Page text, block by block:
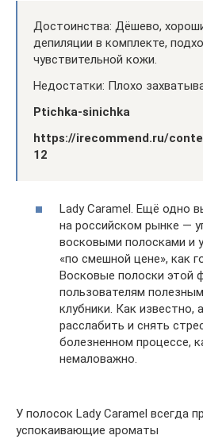
Достоинства: Дёшево,
депиляции в комплекте,
чувствительной кожи.
Недостатки: Плохо
Ptichka-sinichka
https://irecommend.ru/
12
Lady Caramel. Ещё одно
на российском рынке —
восковыми полосками и
«по смешной цене», как
Восковые полоски этой
пользователям
клубники. Как известно,
расслабить и снять
болезненном процессе,
немаловажно.
У полосок Lady Caramel всегда
успокаивающие ароматы